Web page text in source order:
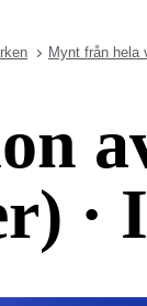
Mynt från hela
·